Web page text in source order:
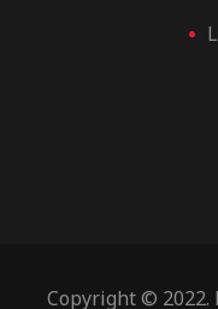
Copyright ©